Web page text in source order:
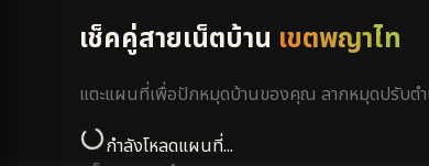
เช็คคู่สายเน็ตบ้าน เขตพญาไท
แตะแผนที่เพื่อปักหมุดบ้านของคุณ ลากหมุดปรับต
กำลังโหลดแผนที่...